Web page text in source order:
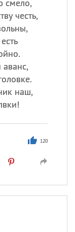
смело,
честь,
аванс,
наш,
120